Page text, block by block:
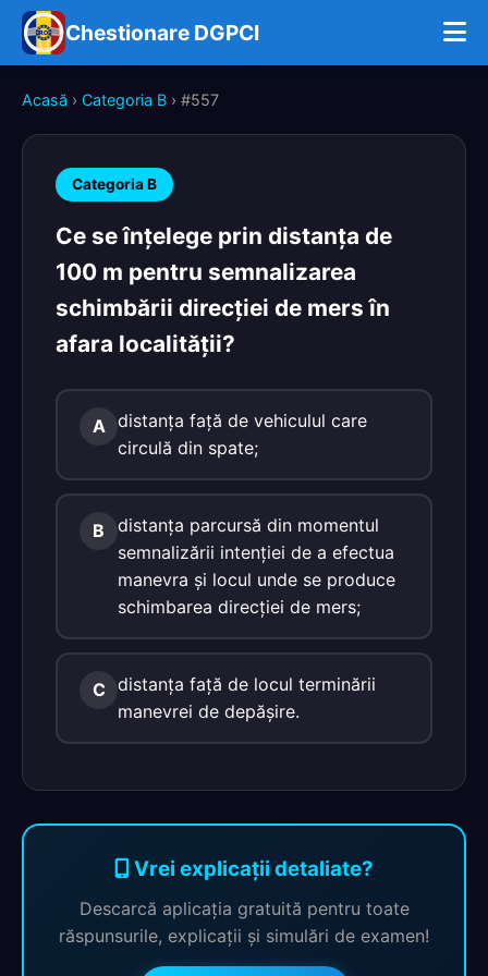
Chestionare DGPCI
Acasă › Categoria B › #557
Categoria B
Ce se înţelege prin distanţa de
100 m pentru semnalizarea
schimbării direcţiei de mers în
afara localităţii?
A distanţa faţă de vehiculul care
circulă din spate;
B
distanţa parcursă din momentul
semnalizării intenţiei de a efectua
manevra şi locul unde se produce
schimbarea direcţiei de mers;
C distanţa faţă de locul terminării
manevrei de depăşire.
Vrei explicații detaliate?
Descarcă aplicația gratuită pentru toate
răspunsurile, explicații și simulări de examen!